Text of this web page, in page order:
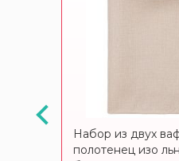
Набор из двух
полотенец изо